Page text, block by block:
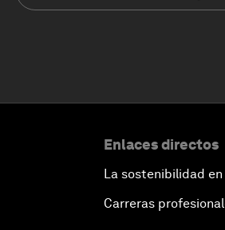
Enlaces directos
La sostenibilidad en
Carreras